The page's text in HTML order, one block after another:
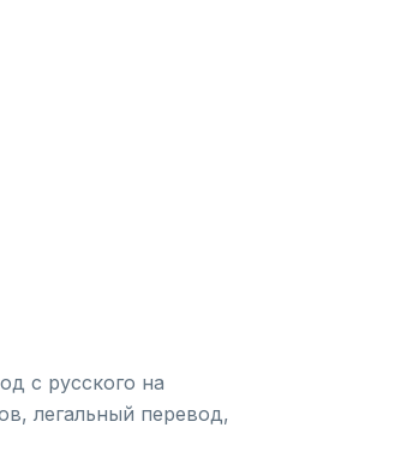
c русского на
легальный перевод,